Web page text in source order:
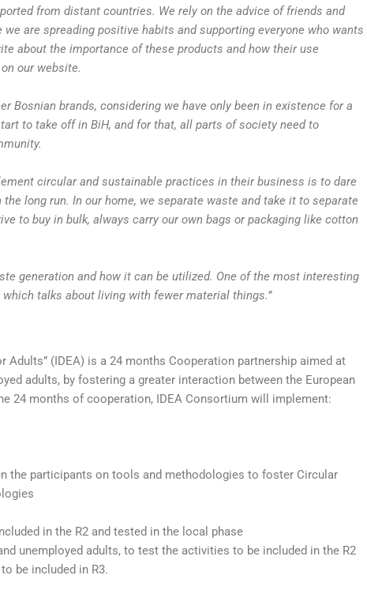
from distant countries. We rely on the advice of friends and
are spreading positive habits and supporting everyone who wants
about the importance of these products and how their use
our website.
Bosnian brands, considering we have only been in existence for a
to take off in BiH, and for that, all parts of society need to
circular and sustainable practices in their business is to dare
long run. In our home, we separate waste and take it to separate
to buy in bulk, always carry our own bags or packaging like cotton
generation and how it can be utilized. One of the most interesting
talks about living with fewer material things.”
(IDEA) is a 24 months Cooperation partnership aimed at
adults, by fostering a greater interaction between the European
24 months of cooperation, IDEA Consortium will implement:
the participants on tools and methodologies to foster Circular
in the R2 and tested in the local phase
unemployed adults, to test the activities to be included in the R2
be included in R3.